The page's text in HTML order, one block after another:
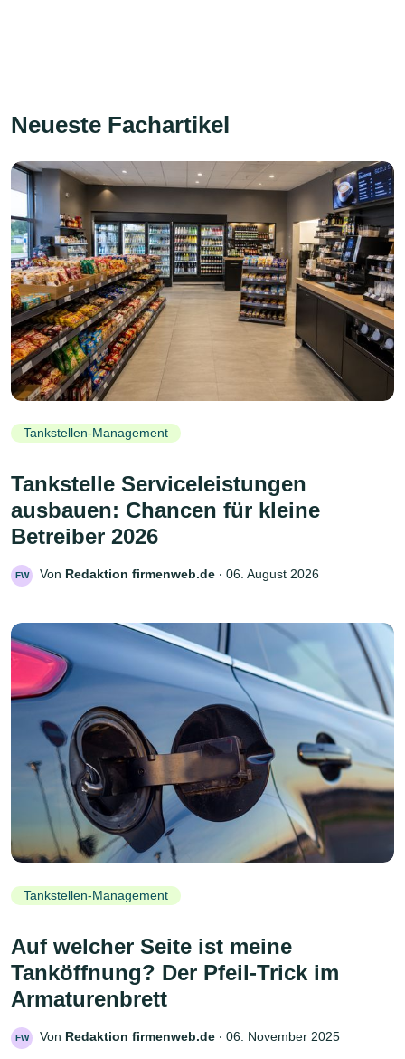
Neueste Fachartikel
Tankstellen-Management
Tankstelle Serviceleistungen
ausbauen: Chancen für kleine
Betreiber 2026
FW Von Redaktion firmenweb.de ‧ 06. August 2026
Tankstellen-Management
Auf welcher Seite ist meine
Tanköffnung? Der Pfeil-Trick im
Armaturenbrett
FW Von Redaktion firmenweb.de ‧ 06. November 2025